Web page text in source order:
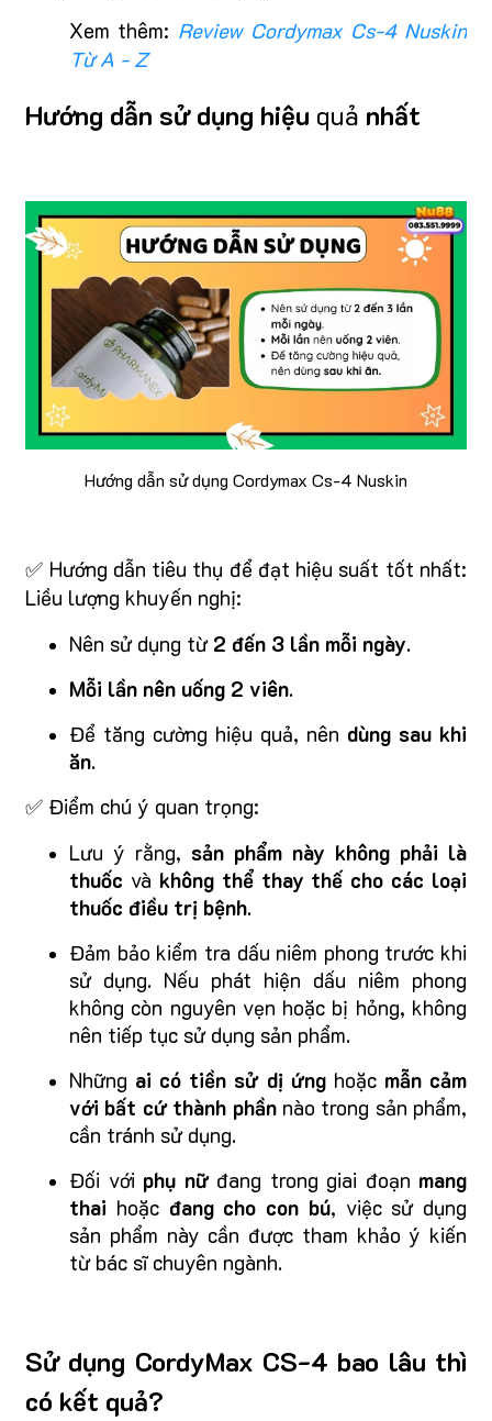
Xem thêm: Review Cordymax Cs-4 Nuskin
Từ A - Z
Hướng dẫn sử dụng hiệu quả nhất
Hướng dẫn sử dụng Cordymax Cs-4 Nuskin
✅ Hướng dẫn tiêu thụ để đạt hiệu suất tốt nhất:
Liều lượng khuyến nghị:
Nên sử dụng từ2 đến 3 lần mỗi ngày.
Mỗi lần nên uống 2 viên.
Để tăng cường hiệu quả, nên dùng sau khi
ăn.
✅ Điểm chú ý quan trọng:
Lưu ý rằng, sản phẩm này không phải là
thuốc và không thể thay thế cho các loại
thuốc điều trị bệnh.
Đảm bảo kiểm tra dấu niêm phong trước khi
sử dụng. Nếu phát hiện dấu niêm phong
không còn nguyên vẹn hoặc bị hỏng, không
nên tiếp tục sử dụng sản phẩm.
Những ai có tiền sử dị ứng hoặc mẫn cảm
với bất cứ thành phầnnào trong sản phẩm,
cần tránh sử dụng.
Đối với phụ nữ đang trong giai đoạn mang
thai hoặc đang cho con bú, việc sử dụng
sản phẩm này cần được tham khảo ý kiến
từ bác sĩ chuyên ngành.
Sử dụng CordyMax CS-4 bao lâu thì
có kết quả?